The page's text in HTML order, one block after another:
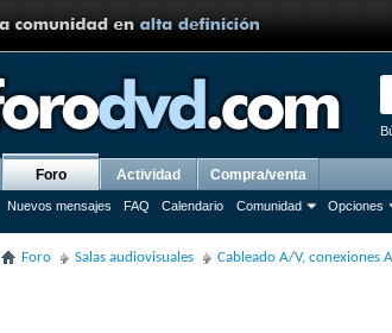
Foro
Nuevos mensajes FAQ Calendario Comunidad Opciones
Actividad Compra/venta
Foro Salas audiovisuales Cableado A/V, conexiones